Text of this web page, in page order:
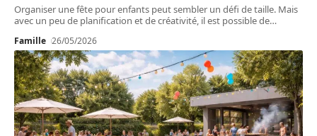
Organiser une fête pour enfants peut sembler un défi de taille. Mais
avec un peu de planification et de créativité, il est possible de…
Famille 26/05/2026